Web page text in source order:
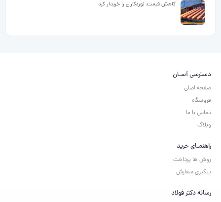
کاهش قیمت، نوردکاران را خریدار کرد
دسترسی آسـان
صفحه اصلی
فروشگاه
تماس با ما
وبلاگ
راهنمـای خرید
روش ها پرداخت
پیگیری سفارش
رسانه دکتر فولاد